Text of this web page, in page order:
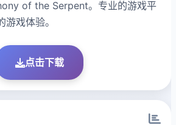
of the Serpent。专业的游戏平
戏体验。
点击下载